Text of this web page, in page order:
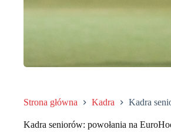
Strona główna Kadra Kadra
Kadra seniorów: powołania na